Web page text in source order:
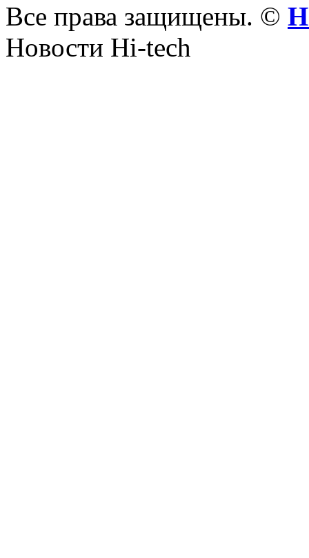
Все права защищены. ©
Новости Hi-tech